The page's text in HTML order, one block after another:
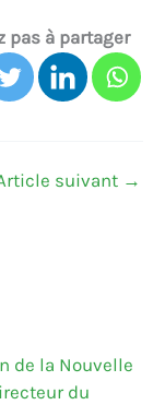
pas à partager
suivant →
de la Nouvelle
du